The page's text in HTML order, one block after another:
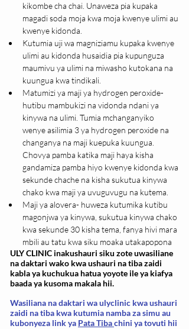
kikombe cha chai. Unaweza pia kupaka
magadi soda moja kwa moja kwenye ulimi au
kwenye kidonda.
Kutumia uji wa magniziamu kupaka kwenye
ulimi au kidonda husaidia pia kupunguza
maumivu ya ulimi na miwasho kutokana na
kuungua kwa tindikali.
Matumizi ya maji ya hydrogen peroxide-
hutibu mambukizi na vidonda ndani ya
kinywa na ulimi. Tumia mchanganyiko
wenye asilimia 3 ya hydrogen peroxide na
changanya na maji kuepuka kuungua.
Chovya pamba katika maji haya kisha
gandamiza pamba hiyo kwenye kidonda kwa
sekunde chache na kisha sukutua kinywa
chako kwa maji ya uvuguvugu na kutema.
Maji ya alovera- huweza kutumika kutibu
magonjwa ya kinywa, sukutua kinywa chako
kwa sekunde 30 kisha tema, fanya hivi mara
mbili au tatu kwa siku moaka utakapopona
ULY CLINIC inakushauri siku zote uwasiliane
na daktari wako kwa ushauri na tiba zaidi
kabla ya kuchukua hatua yoyote ile ya kiafya
baada ya kusoma makala hii.
Wasiliana na daktari wa ulyclinic kwa ushauri
zaidi na tiba kwa kutumia namba za simu au
kubonyeza link ya Pata Tibachini ya tovuti hii